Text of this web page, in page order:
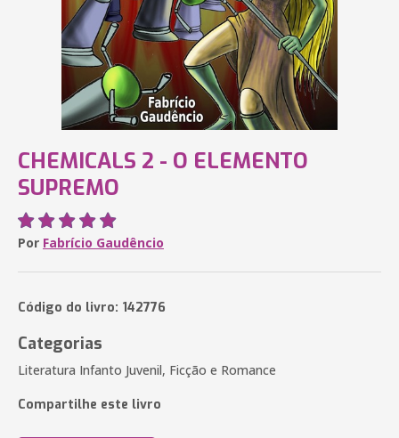
CHEMICALS 2 - O ELEMENTO
SUPREMO
Por Fabrício Gaudêncio
Código do livro: 142776
Categorias
Literatura Infanto Juvenil, Ficção e Romance
Compartilhe este livro